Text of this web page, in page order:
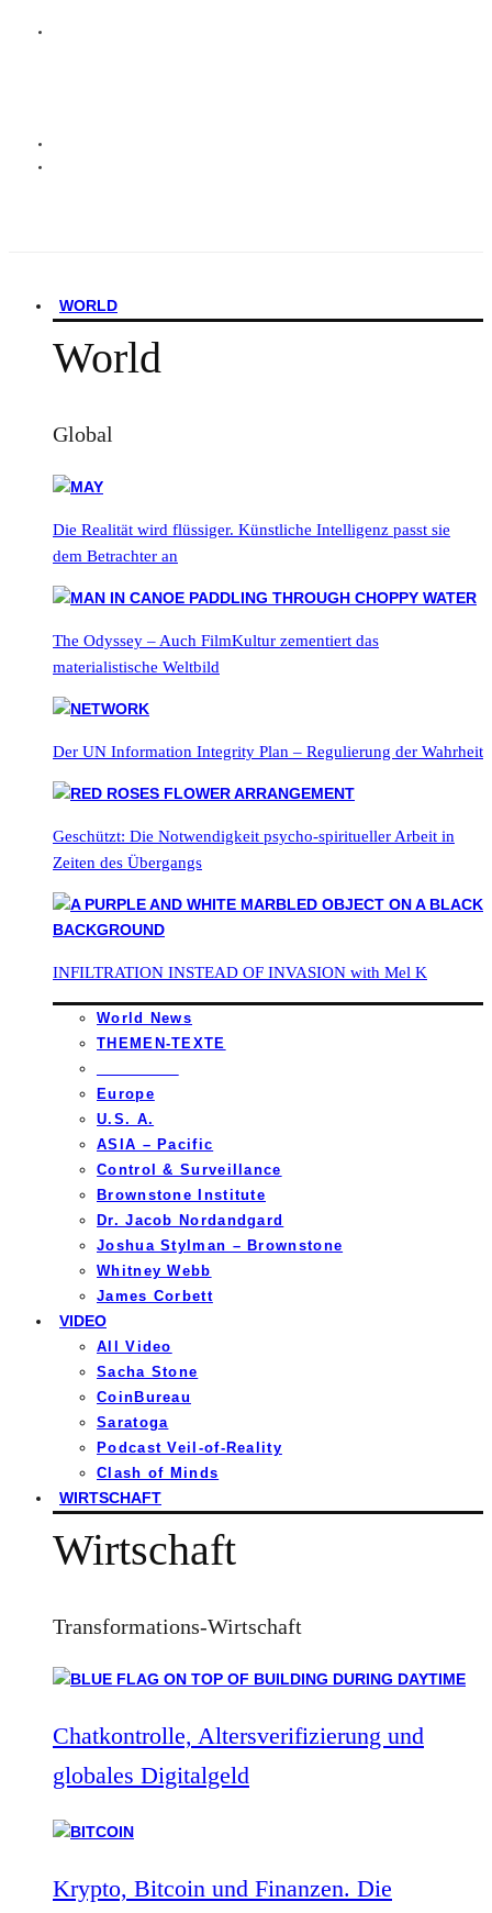
WORLD
World
Global
Die Realität wird flüssiger. Künstliche Intelligenz passt sie
dem Betrachter an
The Odyssey – Auch FilmKultur zementiert das
materialistische Weltbild
Der UN Information Integrity Plan – Regulierung der Wahrheit
Geschützt: Die Notwendigkeit psycho-spiritueller Arbeit in
Zeiten des Übergangs
INFILTRATION INSTEAD OF INVASION with Mel K
World News
THEMEN-TEXTE
Europe
U.S. A.
ASIA – Pacific
Control & Surveillance
Brownstone Institute
Dr. Jacob Nordandgard
Joshua Stylman – Brownstone
Whitney Webb
James Corbett
VIDEO
All Video
Sacha Stone
CoinBureau
Saratoga
Podcast Veil-of-Reality
Clash of Minds
WIRTSCHAFT
Wirtschaft
Transformations-Wirtschaft
Chatkontrolle, Altersverifizierung und
globales Digitalgeld
Krypto, Bitcoin und Finanzen. Die